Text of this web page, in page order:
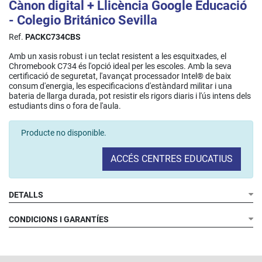
Cànon digital + Llicència Google Educació
- Colegio Británico Sevilla
Ref. PACKC734CBS
Amb un xasis robust i un teclat resistent a les esquitxades, el
Chromebook C734 és l'opció ideal per les escoles. Amb la seva
certificació de seguretat, l'avançat processador Intel® de baix
consum d'energia, les especificacions d'estàndard militar i una
bateria de llarga durada, pot resistir els rigors diaris i l'ús intens dels
estudiants dins o fora de l'aula.
Producte no disponible.
ACCÉS CENTRES EDUCATIUS
DETALLS
CONDICIONS I GARANTÍES